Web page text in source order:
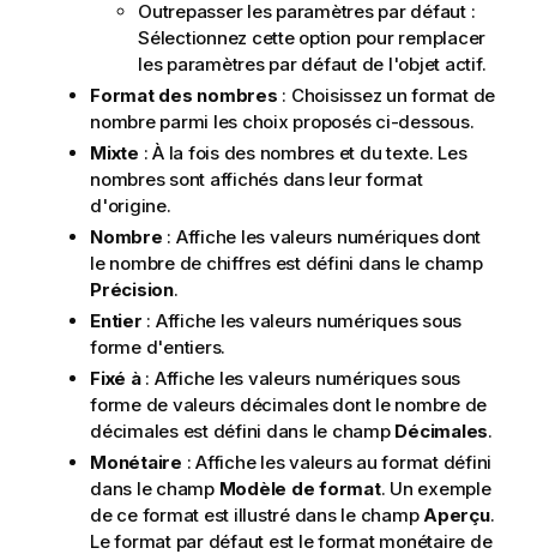
Outrepasser les paramètres par défaut :
Sélectionnez cette option pour remplacer
les paramètres par défaut de l'objet actif.
Format des nombres : Choisissez un format de
nombre parmi les choix proposés ci-dessous.
Mixte : À la fois des nombres et du texte. Les
nombres sont affichés dans leur format
d'origine.
Nombre : Affiche les valeurs numériques dont
le nombre de chiffres est défini dans le champ
Précision.
Entier : Affiche les valeurs numériques sous
forme d'entiers.
Fixé à: Affiche les valeurs numériques sous
forme de valeurs décimales dont le nombre de
décimales est défini dans le champ Décimales.
Monétaire : Affiche les valeurs au format défini
dans le champ Modèle de format. Un exemple
de ce format est illustré dans le champAperçu.
Le format par défaut est le format monétaire de